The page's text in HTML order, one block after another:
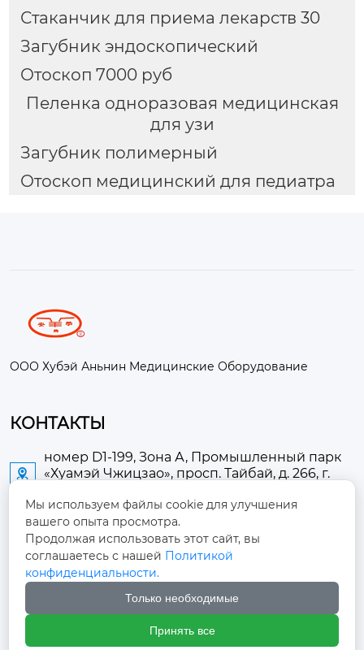
Стаканчик для приема лекарств 30
Загубник эндоскопический
Отоскоп 7000 руб
Пеленка одноразовая медицинская
для узи
Загубник полимерный
Отоскоп медицинский для педиатра
ООО Хубэй Аньнин Медицинские Оборудование
КОНТАКТЫ

номер D1-199, Зона А, Промышленный парк
«Хуамэй Чжицзао», просп. Тайбай, д. 266, г.
 2673889948@qq.com
+86-13705274289
+86-19084124289
Мы используем файлы cookie для улучшения
вашего опыта просмотра.
Продолжая использовать этот сайт, вы
соглашаетесь с нашей Политикой
конфиденциальности.
Только необходимые
Принять все